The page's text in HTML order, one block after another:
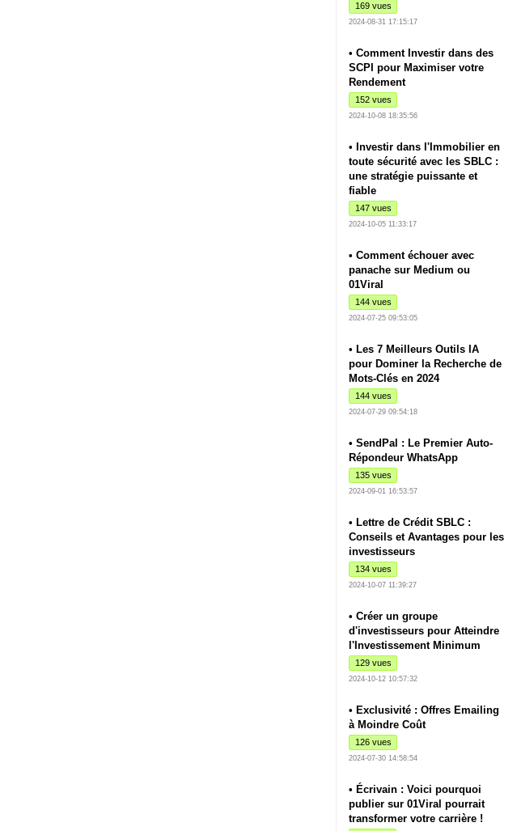
169 vues
2024-08-31 17:15:17
• Comment Investir dans des
SCPI pour Maximiser votre
Rendement
152 vues
2024-10-08 18:35:56
• Investir dans l'Immobilier en
toute sécurité avec les SBLC :
une stratégie puissante et
fiable
147 vues
2024-10-05 11:33:17
• Comment échouer avec
panache sur Medium ou
01Viral
144 vues
2024-07-25 09:53:05
• Les 7 Meilleurs Outils IA
pour Dominer la Recherche de
Mots-Clés en 2024
144 vues
2024-07-29 09:54:18
• SendPal : Le Premier Auto-
Répondeur WhatsApp
135 vues
2024-09-01 16:53:57
• Lettre de Crédit SBLC :
Conseils et Avantages pour les
investisseurs
134 vues
2024-10-07 11:39:27
• Créer un groupe
d'investisseurs pour Atteindre
l'Investissement Minimum
129 vues
2024-10-12 10:57:32
• Exclusivité : Offres Emailing
à Moindre Coût
126 vues
2024-07-30 14:58:54
• Écrivain : Voici pourquoi
publier sur 01Viral pourrait
transformer votre carrière !